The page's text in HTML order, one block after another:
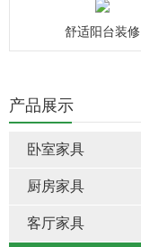
产品展示
卧室家具
厨房家具
客厅家具
舒适阳台装修